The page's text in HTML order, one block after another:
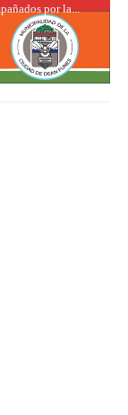
por la...